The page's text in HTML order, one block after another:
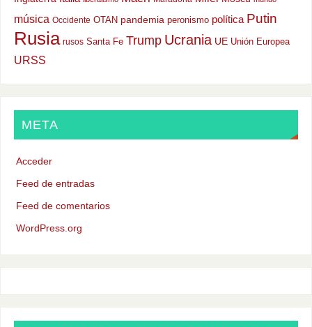
música Occidente OTAN pandemia peronismo política Putin
Rusia rusos Santa Fe Trump Ucrania UE Unión Europea
URSS
META
Acceder
Feed de entradas
Feed de comentarios
WordPress.org